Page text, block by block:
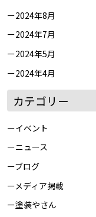
2024年8月
2024年7月
2024年5月
2024年4月
カテゴリー
イベント
ニュース
ブログ
メディア掲載
塗装やさん